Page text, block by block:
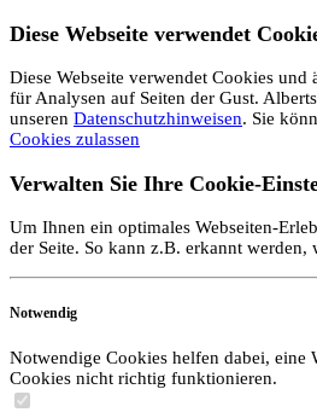
Diese Webseite verwendet
Diese Webseite verwendet Cookies
für Analysen auf Seiten der Gust.
unseren Datenschutzhinweisen. Sie
Cookies zulassen
Verwalten Sie Ihre Cookie-
Um Ihnen ein optimales Webseiten-
der Seite. So kann z.B. erkannt werden,
Notwendig
Notwendige Cookies helfen dabei, eine
Cookies nicht richtig funktionieren.